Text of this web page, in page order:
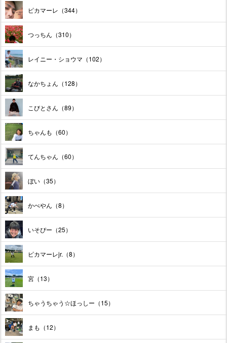
ピカマーレ（344）
つっちん（310）
レイニー・ショウマ（102）
なかちょん（128）
こびとさん（89）
ちゃんも（60）
てんちゃん（60）
ぼい（35）
かべやん（8）
いそぴー（25）
ピカマーレjr.（8）
宮（13）
ちゃうちゃう☆ほっしー（15）
まも（12）